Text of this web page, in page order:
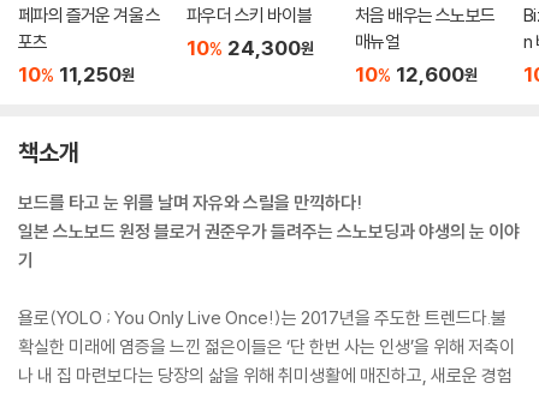
페파의 즐거운 겨울 스
포츠
10% 11,250원
파우더 스키 바이블
10% 24,300원
처음 배우는 스노보드
매뉴얼
10% 12,600원
n
책소개
보드를 타고 눈 위를 날며 자유와 스릴을 만끽하다!
일본 스노보드 원정 블로거 권준우가 들려주는 스노보딩과 야생의 눈 이야
기
욜로(YOLO ; You Only Live Once!)는 2017년을 주도한 트렌드다.불
확실한 미래에 염증을 느낀 젊은이들은 ‘단 한번 사는 인생’을 위해 저축이
나 내 집 마련보다는 당장의 삶을 위해 취미생활에 매진하고, 새로운 경험